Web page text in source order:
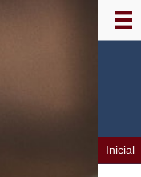
Inicial